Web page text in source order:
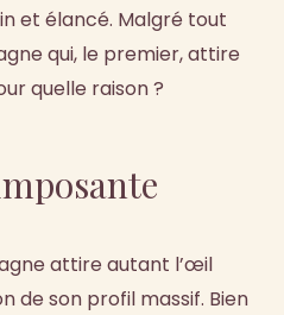
et élancé. Malgré tout
qui, le premier, attire
quelle raison ?
attire autant l’œil
de son profil massif. Bien